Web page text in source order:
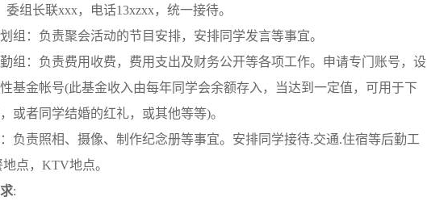
长联xxx，电话13xzxx，统一接待。
：负责聚会活动的节目安排，安排同学发言等事宜。
：负责费用收费，费用支出及财务公开等各项工作。申请专门账号，设
基金帐号(此基金收入由每年同学会余额存入，当达到一定值，可用于下
或者同学结婚的红礼，或其他等等)。
责照相、摄像、制作纪念册等事宜。安排同学接待.交通.住宿等后勤工
点，KTV地点。
: